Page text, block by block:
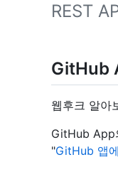
REST
GitHub
웹후크 알아
GitHub App
"GitHub 앱